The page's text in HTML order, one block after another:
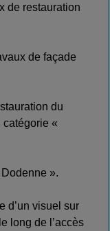
de restauration
de façade
du
catégorie «
».
d’un visuel sur
long de l’accès